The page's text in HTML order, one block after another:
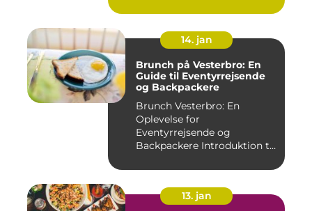
14. jan
Brunch på Vesterbro: En
Guide til Eventyrrejsende
og Backpackere
Brunch Vesterbro: En
Oplevelse for
Eventyrrejsende og
Backpackere Introduktion til
13. jan